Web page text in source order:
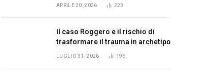
APRILE 20, 2026 223
Il caso Roggero e il rischio di
trasformare il trauma in archetipo
LUGLIO 31, 2026 196